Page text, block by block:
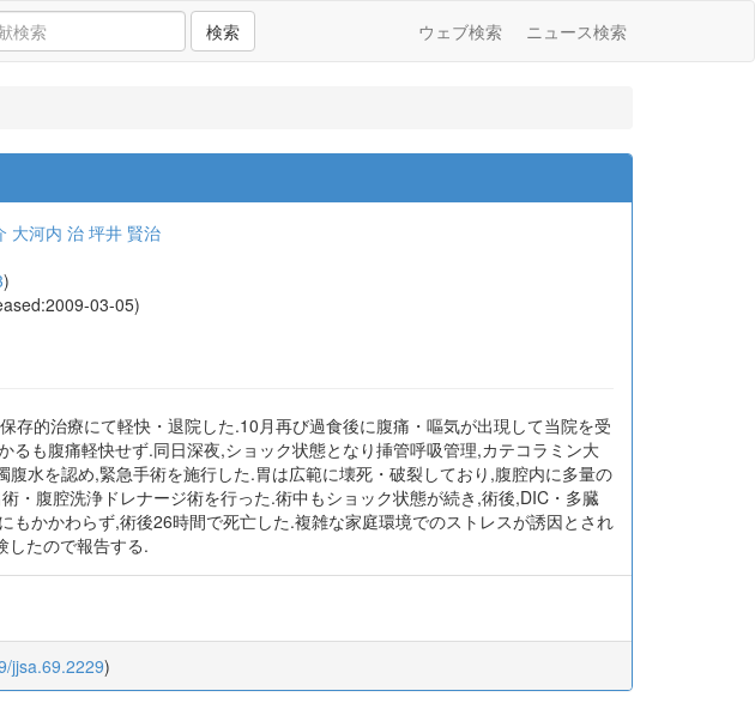
検索 ウェブ検索 ニュース検索
大河内 治 坪井 賢治
)
03-05)
的治療にて軽快・退院した.10月再び過食後に腹痛・嘔気が出現して当院を受
も腹痛軽快せず.同日深夜,ショック状態となり挿管呼吸管理,カテコラミン大
水を認め,緊急手術を施行した.胃は広範に壊死・破裂しており,腹腔内に多量の
・腹腔洗浄ドレナージ術を行った.術中もショック状態が続き,術後,DIC・多臓
かかわらず,術後26時間で死亡した.複雑な家庭環境でのストレスが誘因とされ
したので報告する.
jjsa.69.2229)